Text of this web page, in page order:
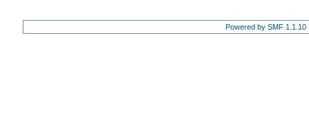
Powered by SMF 1.1.10